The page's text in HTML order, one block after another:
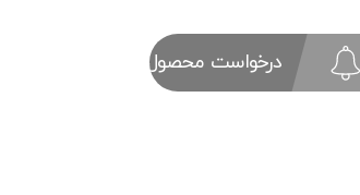
درخواست محصول